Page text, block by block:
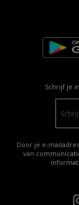
Schrijf je
Door je e-
van